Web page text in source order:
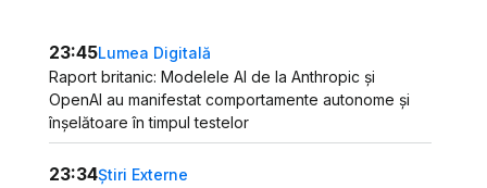
23:45Lumea Digitală
Raport britanic: Modelele AI de la Anthropic și
OpenAI au manifestat comportamente autonome și
înșelătoare în timpul testelor
23:34Știri Externe